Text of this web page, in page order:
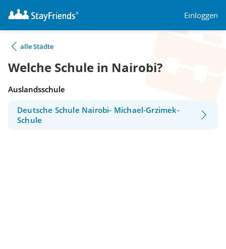
Einloggen
alle Städte
Welche Schule in Nairobi?
Auslandsschule
Deutsche Schule Nairobi- Michael-Grzimek-
Schule